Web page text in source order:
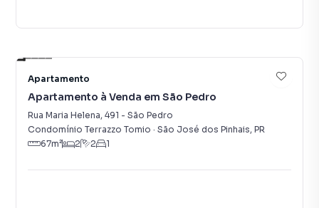
Apartamento
Apartamento à Venda em São Pedro
Rua Maria Helena, 491 - São Pedro
Condomínio Terrazzo Tomio · São José dos Pinhais, PR
67m² 2 2 1